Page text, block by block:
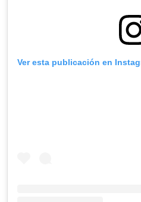
Ver esta publicación en